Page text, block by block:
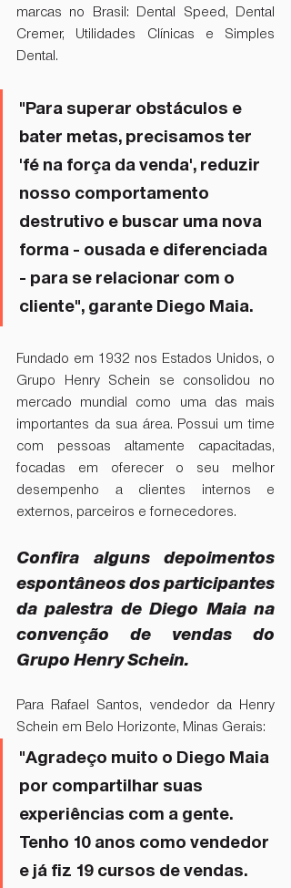
marcas no Brasil: Dental Speed, Dental
Cremer, Utilidades Clínicas e Simples
Dental.
"Para superar obstáculos e
bater metas, precisamos ter
'fé na força da venda', reduzir
nosso comportamento
destrutivo e buscar uma nova
forma - ousada e diferenciada
- para se relacionar com o
cliente", garante Diego Maia.
Fundado em 1932 nos Estados Unidos, o
Grupo Henry Schein se consolidou no
mercado mundial como uma das mais
importantes da sua área. Possui um time
com pessoas altamente capacitadas,
focadas em oferecer o seu melhor
desempenho a clientes internos e
externos, parceiros e fornecedores.
Confira alguns depoimentos
espontâneos dos participantes
da palestra de Diego Maia na
convenção de vendas do
Grupo Henry Schein.
Para Rafael Santos, vendedor da Henry
Schein em Belo Horizonte, Minas Gerais:
"Agradeço muito o Diego Maia
por compartilhar suas
experiências com a gente.
Tenho 10 anos como vendedor
e já fiz 19 cursos de vendas.